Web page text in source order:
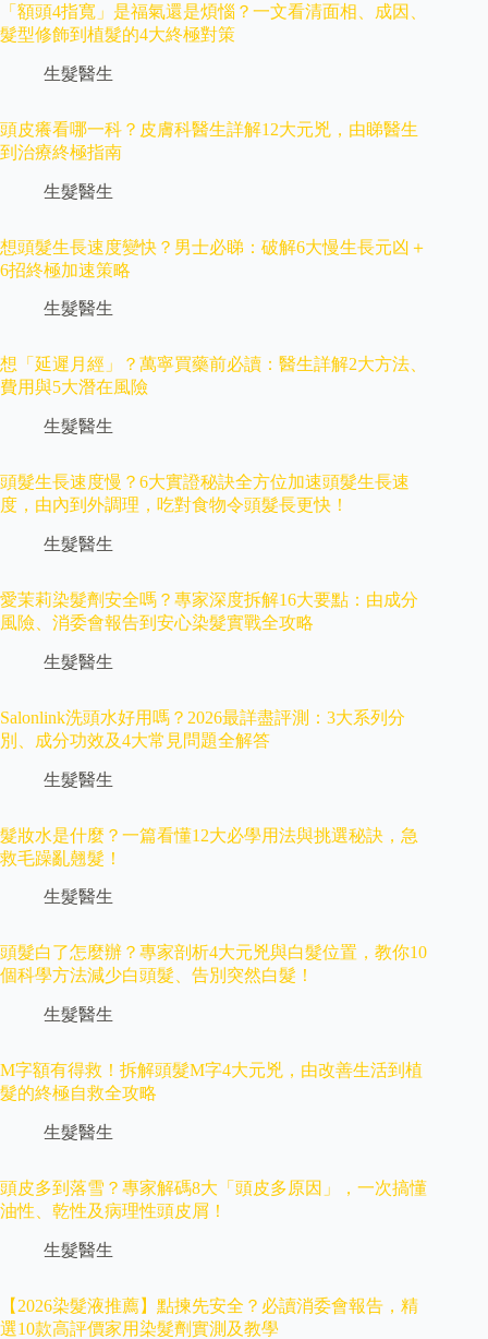
「額頭4指寬」是福氣還是煩惱？一文看清面相、成因、
髮型修飾到植髮的4大終極對策
生髮醫生
頭皮癢看哪一科？皮膚科醫生詳解12大元兇，由睇醫生
到治療終極指南
生髮醫生
想頭髮生長速度變快？男士必睇：破解6大慢生長元凶＋
6招終極加速策略
生髮醫生
想「延遲月經」？萬寧買藥前必讀：醫生詳解2大方法、
費用與5大潛在風險
生髮醫生
頭髮生長速度慢？6大實證秘訣全方位加速頭髮生長速
度，由內到外調理，吃對食物令頭髮長更快！
生髮醫生
愛茉莉染髮劑安全嗎？專家深度拆解16大要點：由成分
風險、消委會報告到安心染髮實戰全攻略
生髮醫生
Salonlink洗頭水好用嗎？2026最詳盡評測：3大系列分
別、成分功效及4大常見問題全解答
生髮醫生
髮妝水是什麼？一篇看懂12大必學用法與挑選秘訣，急
救毛躁亂翹髮！
生髮醫生
頭髮白了怎麼辦？專家剖析4大元兇與白髮位置，教你10
個科學方法減少白頭髮、告別突然白髮！
生髮醫生
M字額有得救！拆解頭髮M字4大元兇，由改善生活到植
髮的終極自救全攻略
生髮醫生
頭皮多到落雪？專家解碼8大「頭皮多原因」，一次搞懂
油性、乾性及病理性頭皮屑！
生髮醫生
【2026染髮液推薦】點揀先安全？必讀消委會報告，精
選10款高評價家用染髮劑實測及教學